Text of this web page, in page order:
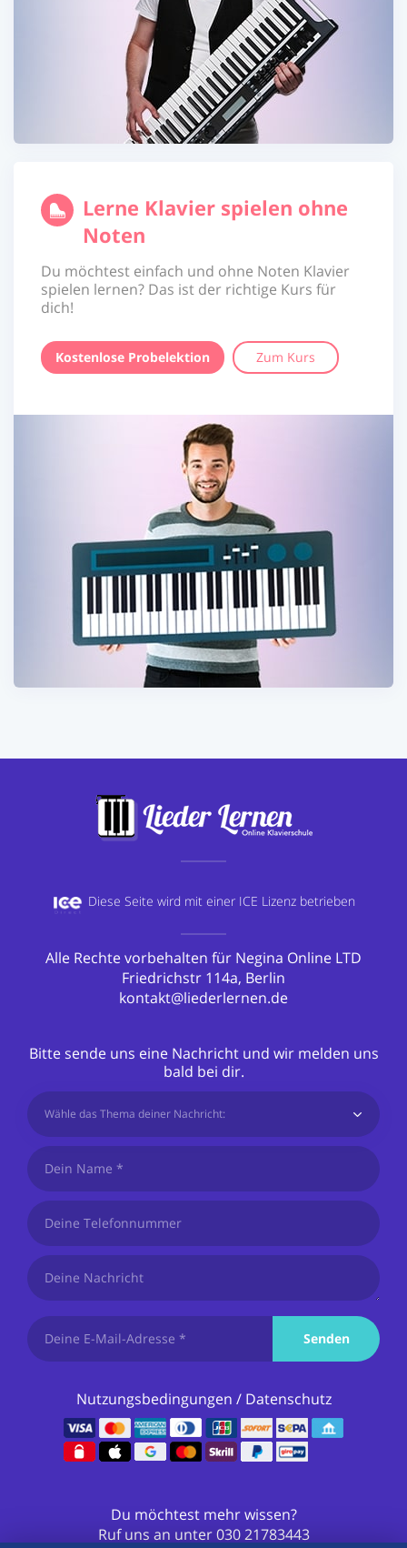
Lerne Klavier spielen ohne
Noten
Du möchtest einfach und ohne Noten Klavier
spielen lernen? Das ist der richtige Kurs für
dich!
Kostenlose Probelektion Zum Kurs
Bitte sende uns eine Nachricht und wir melden uns
bald bei dir.
Wähle das Thema deiner Nachricht:
Senden
Nutzungsbedingungen / Datenschutz
Diese Seite wird mit einer ICE Lizenz betrieben
Alle Rechte vorbehalten für Negina Online LTD
Friedrichstr 114a, Berlin
kontakt@liederlernen.de
Du möchtest mehr wissen?
Ruf uns an unter030 21783443